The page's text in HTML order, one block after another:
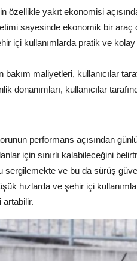
özellikle yakıt ekonomisi
sayesinde ekonomik bir araç
içi kullanımlarda pratik ve
maliyetleri, kullanıcılar
donanımları, kullanıcılar
performans açısından
için sınırlı kalabileceğini
ve bu da sürüş
hızlarda ve şehir içi
artabilir.